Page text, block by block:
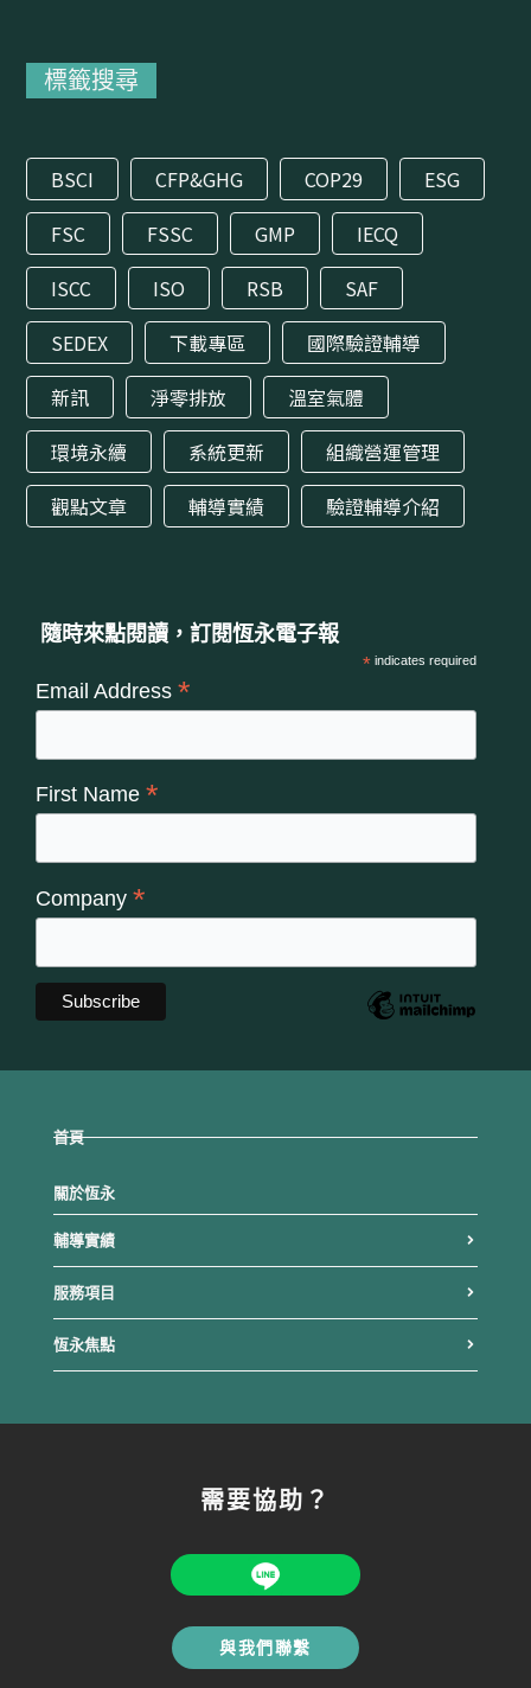
標籤搜尋
BSCI CFP&GHG COP29
ESG
FSC
FSSC GMP
IECQ
ISCC
ISO RSB
SAF
SEDEX
下載專區
國際驗證輔導
新訊
淨零排放
溫室氣體
環境永續
系統更新
組織營運管理
觀點文章
輔導實績 驗證輔導介紹
隨時來點閱讀，訂閱恆永電子報
* indicates required
Email Address *
First Name *
Company *
首頁
關於恆永
輔導實績
服務項目
恆永焦點
需要協助？
與我們聯繫